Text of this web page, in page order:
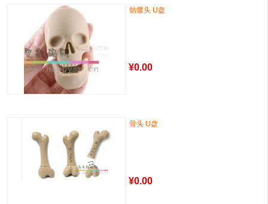
骷髅头 U盘
¥0.00
骨头 U盘
¥0.00